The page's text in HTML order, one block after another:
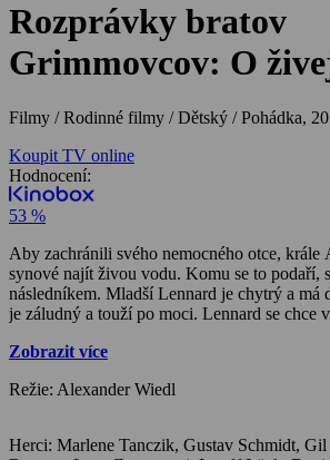
Rozprávky bratov
Grimmovcov: O
Filmy / Rodinné filmy / Dětský / Pohádka,
Koupit TV online
Hodnocení:
53 %
Aby zachránili svého nemocného otce, krále
synové najít živou vodu. Komu se to podaří,
následníkem. Mladší Lennard je chytrý a má
je záludný a touží po moci. Lennard se chce
vydává na cestu první. Zabloudí a v lese
povýšeně, a tak mu nejen nepomůže, ale
zámku. Tam najde spící princeznu, kterou
Zobrazit více
Režie: Alexander Wiedl
Herci: Marlene Tanczik, Gustav Schmidt, Gil Ofarim, Matthias